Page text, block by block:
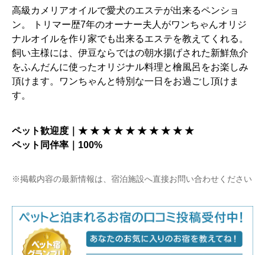
高級カメリアオイルで愛犬のエステが出来るペンショ
ン。 トリマー歴7年のオーナー夫人がワンちゃんオリジ
ナルオイルを作り家でも出来るエステを教えてくれる。
飼い主様には、伊豆ならではの朝水揚げされた新鮮魚介
をふんだんに使ったオリジナル料理と檜風呂をお楽しみ
頂けます。ワンちゃんと特別な一日をお過ごし頂けま
す。
ペット歓迎度｜★ ★ ★ ★ ★ ★ ★ ★ ★ ★
ペット同伴率｜100%
※掲載内容の最新情報は、宿泊施設へ直接お問い合わせください